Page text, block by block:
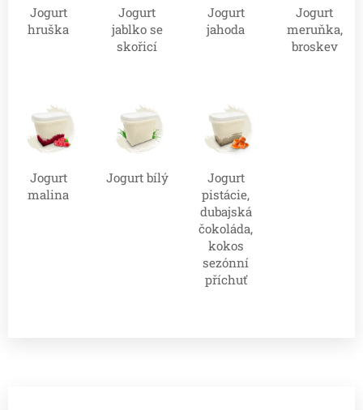
Jogurt
hruška
Jogurt
jablko se
skořicí
Jogurt
jahoda
Jogurt
meruňka,
broskev
Jogurt
malina
Jogurt bílý
Jogurt
pistácie,
dubajská
čokoláda,
kokos
sezónní
příchuť